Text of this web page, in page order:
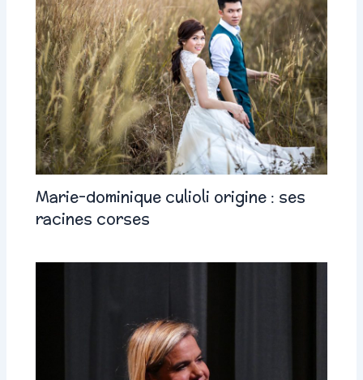
Marie-dominique culioli origine : ses
racines corses